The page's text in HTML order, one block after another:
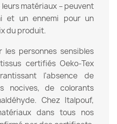
matériaux – peuvent
et un ennemi pour un
du produit.
les personnes sensibles
certifiés Oeko-Tex
l'absence de
nocives, de colorants
Chez Italpouf,
dans tous nos